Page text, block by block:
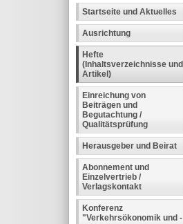
Startseite und Aktuelles
Ausrichtung
Hefte
(Inhaltsverzeichnisse und
Artikel)
Einreichung von
Beiträgen und
Begutachtung /
Qualitätsprüfung
Herausgeber und Beirat
Abonnement und
Einzelvertrieb /
Verlagskontakt
Konferenz
"Verkehrsökonomik und -